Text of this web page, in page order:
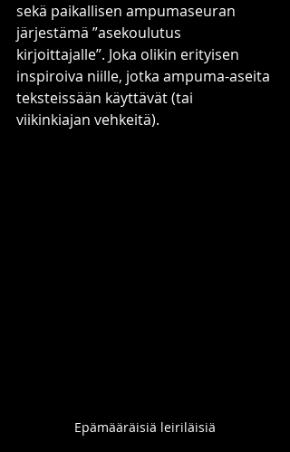
sekä paikallisen ampumaseuran
järjestämä ”asekoulutus
kirjoittajalle”. Joka olikin erityisen
inspiroiva niille, jotka ampuma-aseita
teksteissään käyttävät (tai
viikinkiajan vehkeitä).
Epämääräisiä leiriläisiä